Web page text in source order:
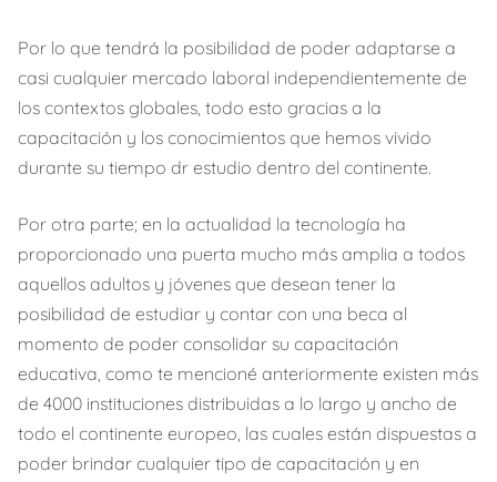
c
e
b
o
o
k
at
s
A
p
p
m
p
ar
tir
Por lo que tendrá la posibilidad de poder adaptarse a
casi cualquier mercado laboral independientemente de
los contextos globales, todo esto gracias a la
capacitación y los conocimientos que hemos vivido
durante su tiempo dr estudio dentro del continente.
Por otra parte; en la actualidad la tecnología ha
proporcionado una puerta mucho más amplia a todos
aquellos adultos y jóvenes que desean tener la
posibilidad de estudiar y contar con una beca al
momento de poder consolidar su capacitación
educativa, como te mencioné anteriormente existen más
de 4000 instituciones distribuidas a lo largo y ancho de
todo el continente europeo, las cuales están dispuestas a
poder brindar cualquier tipo de capacitación y en